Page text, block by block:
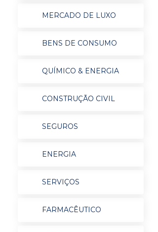
MERCADO DE LUXO
BENS DE CONSUMO
QUÍMICO & ENERGIA
CONSTRUÇÃO CIVIL
SEGUROS
ENERGIA
SERVIÇOS
FARMACÊUTICO